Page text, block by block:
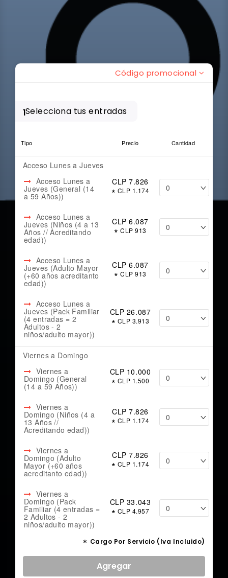
Código promocional
Selecciona tus entradas
1
Tipo Precio Cantidad
Acceso Lunes a Jueves
Acceso Lunes a
Jueves (General (14
a 59 Años))
CLP 7.826
* CLP 1.174
Acceso Lunes a
Jueves (Niños (4 a 13
Años // Acreditando
edad))
CLP 6.087
* CLP 913
Acceso Lunes a
Jueves (Adulto Mayor
(+60 años acreditanto
edad))
CLP 6.087
* CLP 913
Acceso Lunes a
Jueves (Pack Familiar
(4 entradas = 2
Adultos - 2
niños/adulto mayor))
CLP 26.087
* CLP 3.913
Viernes a Domingo
Viernes a
Domingo (General
(14 a 59 Años))
CLP 10.000
* CLP 1.500
Viernes a
Domingo (Niños (4 a
13 Años //
Acreditando edad))
CLP 7.826
* CLP 1.174
Viernes a
Domingo (Adulto
Mayor (+60 años
acreditanto edad))
CLP 7.826
* CLP 1.174
Viernes a
Domingo (Pack
Familiar (4 entradas =
2 Adultos - 2
niños/adulto mayor))
CLP 33.043
* CLP 4.957
* Cargo Por Servicio (Iva Incluido)
Agregar